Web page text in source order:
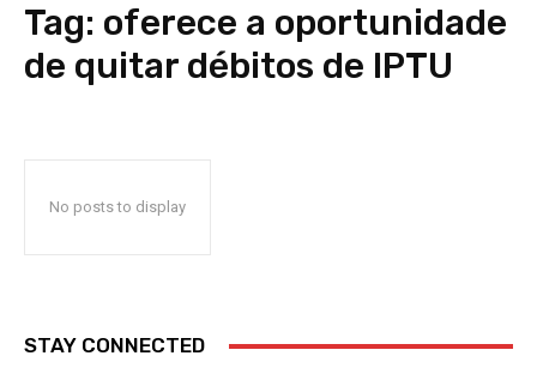
Tag: oferece a oportunidade
de quitar débitos de IPTU
No posts to display
STAY CONNECTED